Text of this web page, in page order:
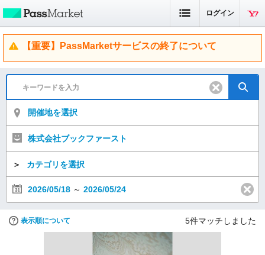
ログイン
【重要】PassMarketサービスの終了について
開催地を選択
株式会社ブックファースト
＞ カテゴリを選択
2026/05/18 ～ 2026/05/24
表示順について 5件マッチしました